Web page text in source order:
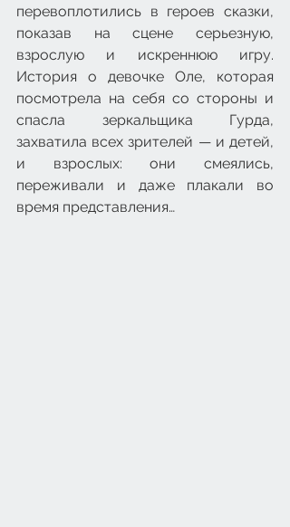
перевоплотились в героев сказки,
показав на сцене серьезную,
взрослую и искреннюю игру.
История о девочке Оле, которая
посмотрела на себя со стороны и
спасла зеркальщика Гурда,
захватила всех зрителей — и детей,
и взрослых: они смеялись,
переживали и даже плакали во
время представления…